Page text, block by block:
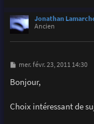
Jonathan
Ancien
M
s
s
g
e
mer. févr. 23, 2011 14:30
Bonjour,
Choix intéressant de